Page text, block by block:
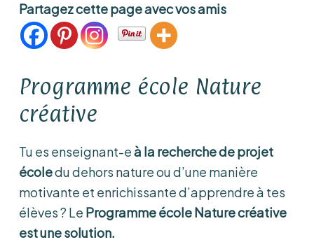
Partagez cette page avec vos amis
Programme école Nature
créative
Tu es enseignant-eà la recherche de projet
écoledu dehors nature ou d’une manière
motivante et enrichissante d’apprendre à tes
élèves ? Le Programme école Nature créative
est une solution.